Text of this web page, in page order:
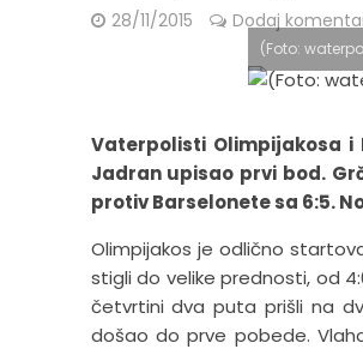
28/11/2015 Dodaj
(Foto:
Vaterpolisti Olimpijakosa i
Jadran upisao prvi bod.
protiv Barselonete sa 6:5.
Olimpijakos je odlično
stigli do velike prednosti, od
četvrtini dva puta prišli na
došao do prve pobede.